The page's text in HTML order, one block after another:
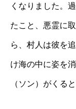
くなりました。
たこと、悪霊に
ら、村人は彼を
け海の中に姿を
（ソン）がくる